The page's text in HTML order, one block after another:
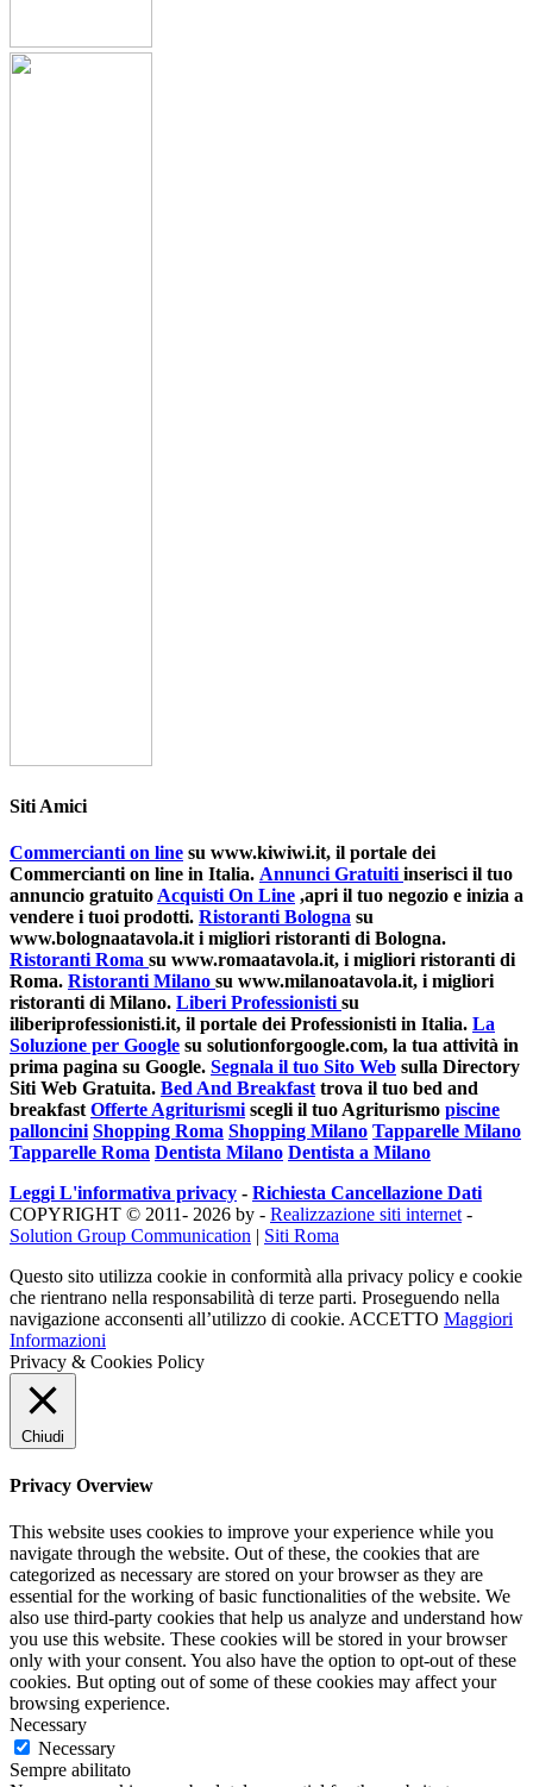
Siti Amici
Commercianti on line su www.kiwiwi.it, il portale dei
Commercianti on line in Italia. Annunci Gratuitiinserisci il tuo
annuncio gratuitoAcquisti On Line ,apri il tuo negozio e inizia a
vendere i tuoi prodotti. Ristoranti Bologna su
www.bolognaatavola.it i migliori ristoranti di Bologna.
Ristoranti Roma su www.romaatavola.it, i migliori ristoranti di
Roma. Ristoranti Milano su www.milanoatavola.it, i migliori
ristoranti di Milano. Liberi Professionistisu
iliberiprofessionisti.it, il portale dei Professionisti in Italia. La
Soluzione per Google su solutionforgoogle.com, la tua attività in
prima pagina su Google. Segnala il tuo Sito Web sulla Directory
Siti Web Gratuita. Bed And Breakfasttrova il tuo bed and
breakfastOfferte Agriturismiscegli il tuo Agriturismo piscine
palloncini Shopping Roma Shopping Milano Tapparelle Milano
Tapparelle Roma Dentista Milano Dentista a Milano
Leggi L'informativa privacy - Richiesta Cancellazione Dati
COPYRIGHT © 2011- 2026 by - Realizzazione siti internet-
Solution Group Communication | Siti Roma
Questo sito utilizza cookie in conformità alla privacy policy e cookie
che rientrano nella responsabilità di terze parti. Proseguendo nella
navigazione acconsenti all’utilizzo di cookie. ACCETTO Maggiori
Informazioni
Privacy & Cookies Policy
Chiudi
Privacy Overview
This website uses cookies to improve your experience while you
navigate through the website. Out of these, the cookies that are
categorized as necessary are stored on your browser as they are
essential for the working of basic functionalities of the website. We
also use third-party cookies that help us analyze and understand how
you use this website. These cookies will be stored in your browser
only with your consent. You also have the option to opt-out of these
cookies. But opting out of some of these cookies may affect your
browsing experience.
Necessary
Necessary
Sempre abilitato